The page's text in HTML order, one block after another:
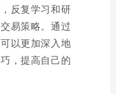
反复学习和研
易策略。通过
以更加深入地
，提高自己的